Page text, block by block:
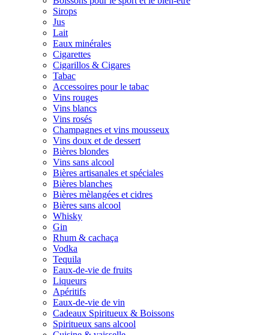
Sirops
Jus
Lait
Eaux minérales
Cigarettes
Cigarillos & Cigares
Tabac
Accessoires pour le tabac
Vins rouges
Vins blancs
Vins rosés
Champagnes et vins mousseux
Vins doux et de dessert
Bières blondes
Vins sans alcool
Bières artisanales et spéciales
Bières blanches
Bières mèlangées et cidres
Bières sans alcool
Whisky
Gin
Rhum & cachaça
Vodka
Tequila
Eaux-de-vie de fruits
Liqueurs
Apéritifs
Eaux-de-vie de vin
Cadeaux Spiritueux & Boissons
Spiritueux sans alcool